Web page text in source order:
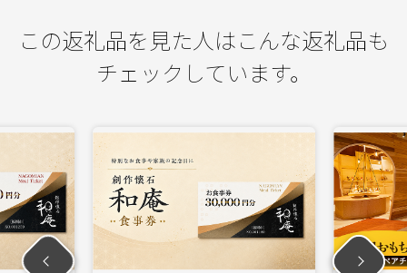
この返礼品を見た人はこんな返礼品も
チェックしています。